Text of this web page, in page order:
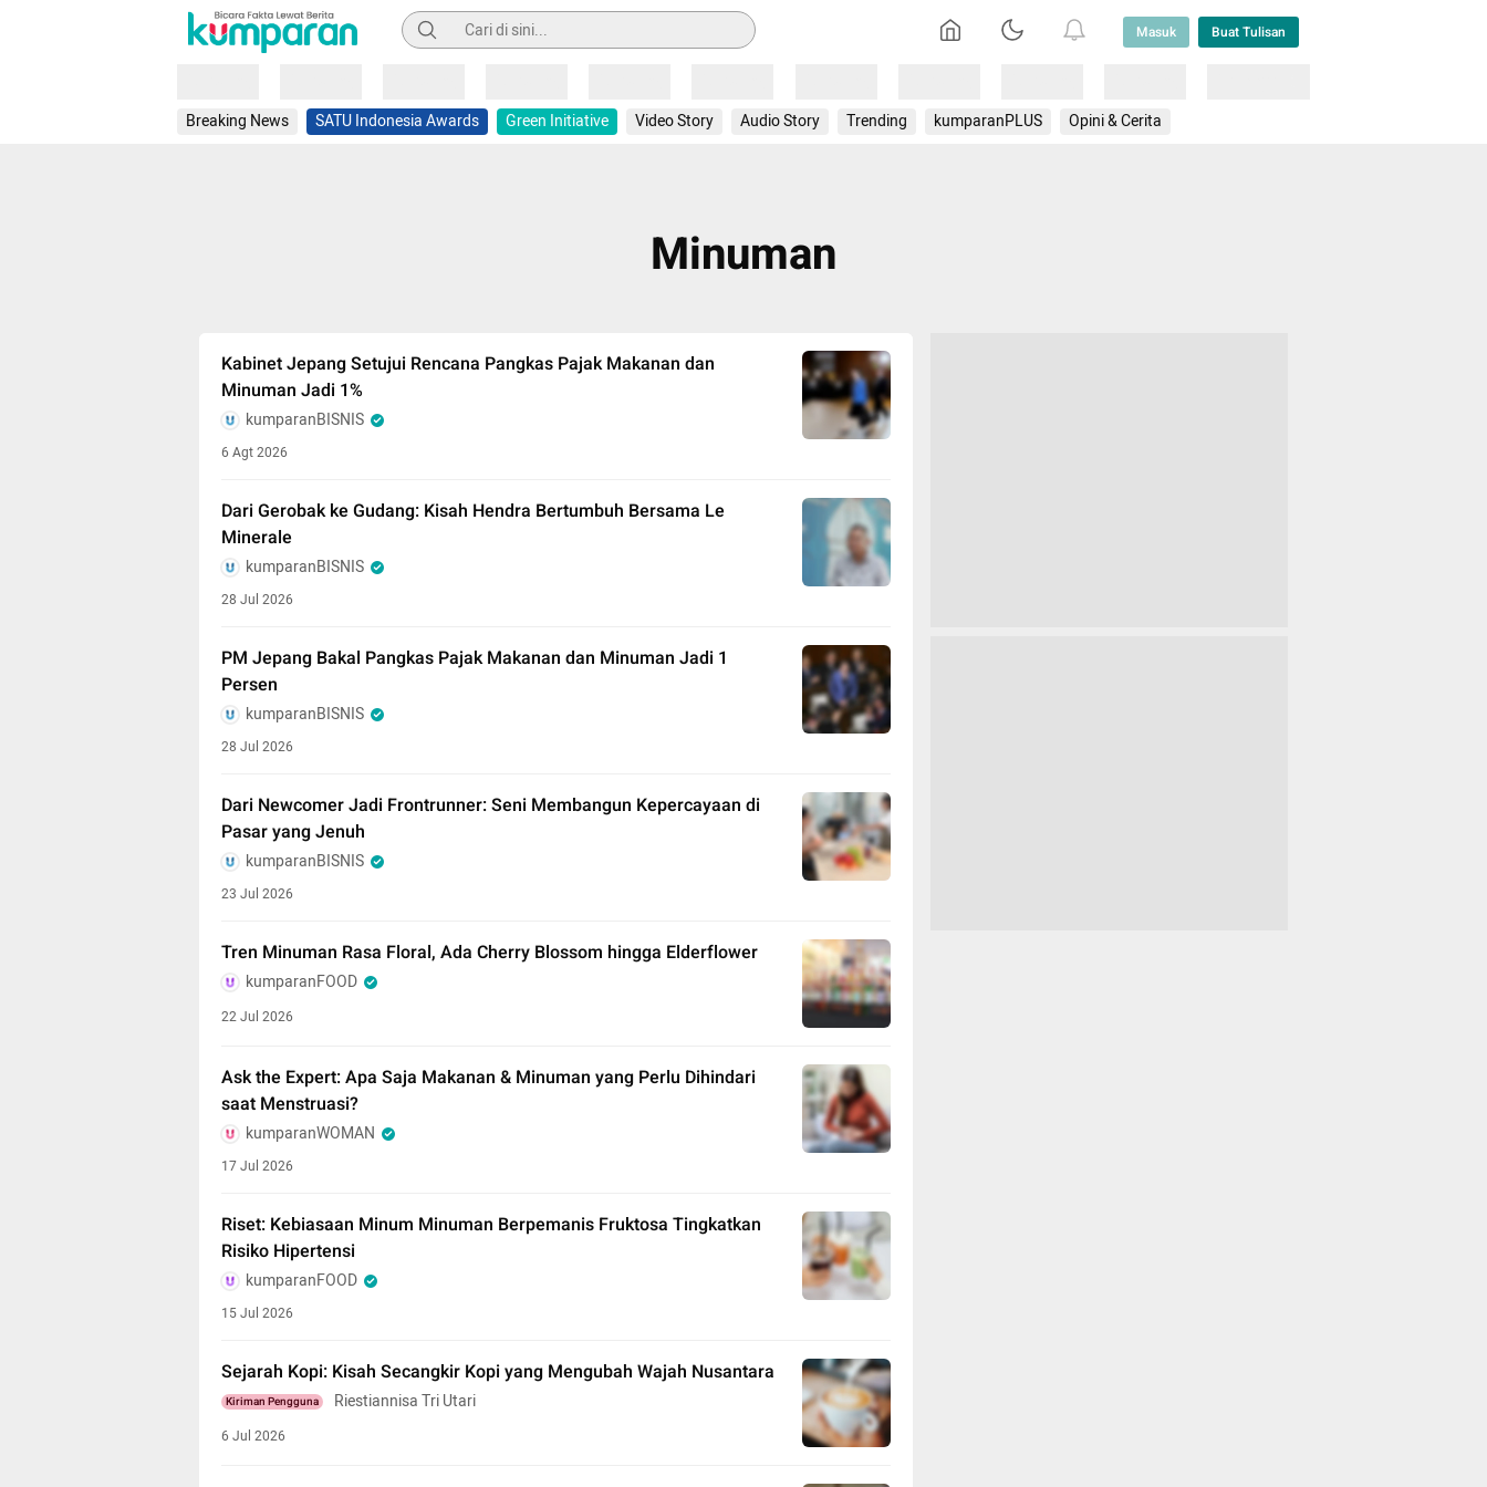
Pencarian Masuk Buat Tulisan
Breaking News SATU Indonesia Awards Green Initiative Video Story Audio Story Trending kumparanPLUS Opini & Cerita
Minuman
Kabinet Jepang Setujui Rencana Pangkas Pajak Makanan dan
Minuman Jadi 1%
kumparanBISNIS
6 Agt 2026
Dari Gerobak ke Gudang: Kisah Hendra Bertumbuh Bersama Le
Minerale
kumparanBISNIS
28 Jul 2026
PM Jepang Bakal Pangkas Pajak Makanan dan Minuman Jadi 1
Persen
kumparanBISNIS
28 Jul 2026
Dari Newcomer Jadi Frontrunner: Seni Membangun Kepercayaan di
Pasar yang Jenuh
kumparanBISNIS
23 Jul 2026
Tren Minuman Rasa Floral, Ada Cherry Blossom hingga Elderflower
kumparanFOOD
22 Jul 2026
Ask the Expert: Apa Saja Makanan & Minuman yang Perlu Dihindari
saat Menstruasi?
kumparanWOMAN
17 Jul 2026
Riset: Kebiasaan Minum Minuman Berpemanis Fruktosa Tingkatkan
Risiko Hipertensi
kumparanFOOD
15 Jul 2026
Sejarah Kopi: Kisah Secangkir Kopi yang Mengubah Wajah Nusantara
Kiriman Pengguna Riestiannisa Tri Utari
6 Jul 2026